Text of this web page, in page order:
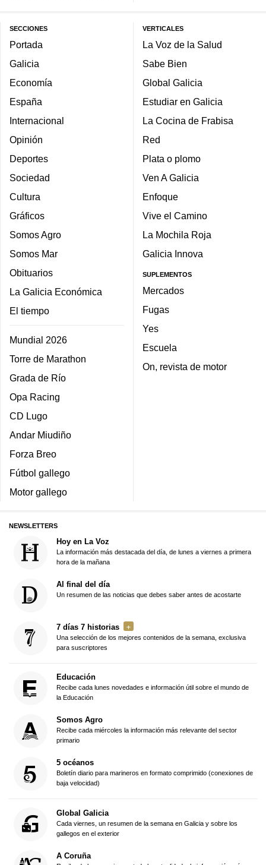
SECCIONES
Portada
Galicia
Economía
España
Internacional
Opinión
Deportes
Sociedad
Cultura
Gráficos
Somos Agro
Somos Mar
Obituarios
La Galicia Económica
El tiempo
Mundial 2026
Torre de Marathon
Grada de Río
Opa Racing
CD Lugo
Andar Miudiño
Forza Breo
Fútbol gallego
Motor gallego
VERTICALES
La Voz de la Salud
Sabe Bien
Global Galicia
Estudiar en Galicia
La Cocina de Frabisa
Red
Plata o plomo
Ven A Galicia
Enfoque
Vive el Camino
La Mochila Roja
Galicia Innova
SUPLEMENTOS
Mercados
Fugas
Yes
Escuela
On, revista de motor
NEWSLETTERS
Hoy en La Voz
La información más destacada del día, de lunes a viernes a primera
hora de la mañana
Al final del día
Un resumen de las noticias que debes saber antes de acostarte
7 días 7 historias
Una selección de los mejores contenidos de la semana, exclusiva
para suscriptores
Educación
Recibe cada lunes novedades e información útil sobre el mundo de
la Educación
Somos Agro
Recibe cada miércoles la información más relevante del sector
primario
5 océanos
Boletín diario para marineros en formato comprimido (conexiones de
baja velocidad)
Global Galicia
Cada viernes, un resumen de la semana en Galicia y sobre los
gallegos en el exterior
A Coruña